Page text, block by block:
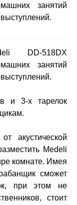
занятий
DD-518DX
занятий
и 3-х тарелок
акустической
Medeli
комнате. Имея
сможет
при этом не
стоит